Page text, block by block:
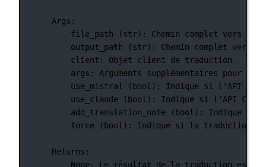
Args:
file_path (str): Chemin complet vers le
output_path (str): Chemin complet
client: Objet client de traduction.
args: Arguments supplémentaires pour la
use_mistral (bool): Indique si l'API
use_claude (bool): Indique si l'API
add_translation_note (bool): Indique si
force (bool): Indique si la traduction
Returns:
None. Le résultat de la traduction est